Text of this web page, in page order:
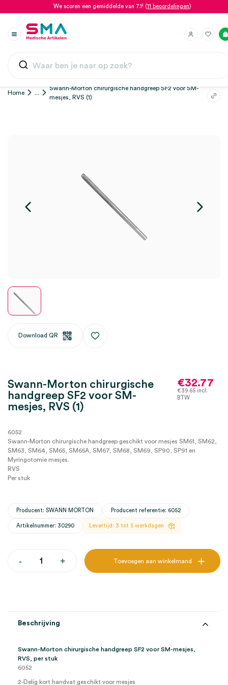
We scoren een gemiddelde van 7.1! (11 beoordelingen)
Home ...
Swann-Morton chirurgische handgreep SF2 voor SM-
mesjes, RVS (1)
Download QR
Swann-Morton chirurgische
handgreep SF2 voor SM-
mesjes, RVS (1)
€32.77
€39.65 incl.
BTW
6052
Swann-Morton chirurgische handgreep geschikt voor mesjes SM61, SM62,
SM63, SM64, SM65, SM65A, SM67, SM68, SM69, SP90, SP91 en
Myringotomie mesjes.
RVS
Per stuk
Producent: SWANN MORTON Producent referentie: 6052
Artikelnummer: 30290 Levertijd: 3 tot 5 werkdagen
-Swann-
mesjes,
aantal
+ Toevoegen aan winkelmand
Beschrijving
Swann-Morton chirurgische handgreep SF2 voor SM-mesjes,
RVS, per stuk
6052
2-Delig kort handvat geschikt voor mesjes